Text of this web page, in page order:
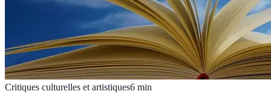
Critiques culturelles et artistiques6 min